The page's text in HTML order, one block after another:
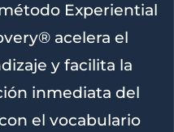
Experiential
acelera el
y facilita la
inmediata del
el vocabulario